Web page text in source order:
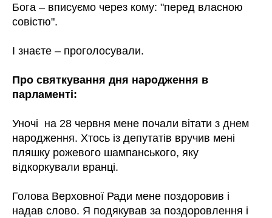
Бога – вписуємо через кому: "перед власною
совістю".
І знаєте – проголосували.
Про святкування дня народження в
парламенті:
Уночі на 28 червня мене почали вітати з днем
народження. Хтось із депутатів вручив мені
пляшку рожевого шампанського, яку
відкоркували вранці.
Голова Верховної Ради мене поздоровив і
надав слово. Я подякував за поздоровлення і